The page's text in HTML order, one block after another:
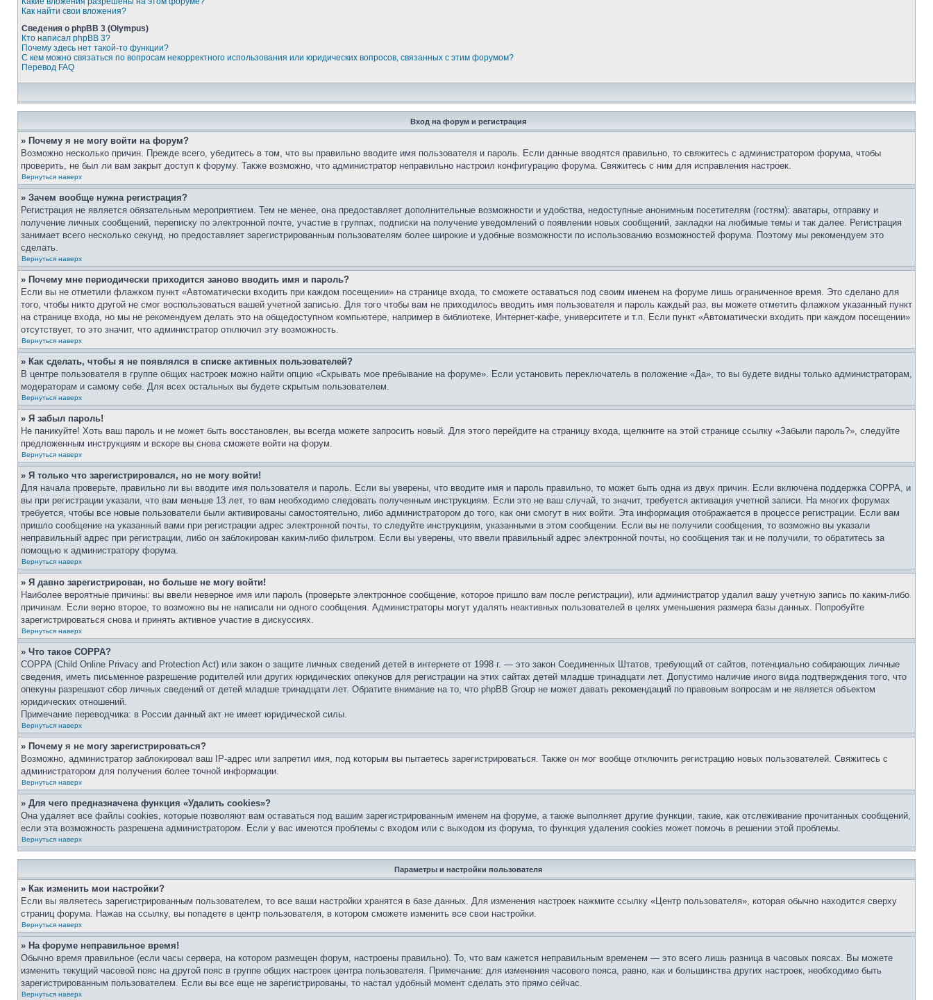
Как найти свои вложения?
Сведения о phpBB 3 (Olympus)
Кто написал phpBB 3?
Почему здесь нет такой-то функции?
С кем можно связаться по вопросам некорректного использования или юридических вопросов, связанных с этим форумом?
Перевод FAQ
Вход на форум и регистрация
» Почему я не могу войти на форум?
Возможно несколько причин. Прежде всего, убедитесь в том, что вы правильно вводите имя пользователя и пароль. Если данные вводятся правильно, то свяжитесь с администратором форума, чтобы
проверить, не был ли вам закрыт доступ к форуму. Также возможно, что администратор неправильно настроил конфигурацию форума. Свяжитесь с ним для исправления настроек.
Вернуться наверх
» Зачем вообще нужна регистрация?
Регистрация не является обязательным мероприятием. Тем не менее, она предоставляет дополнительные возможности и удобства, недоступные анонимным посетителям (гостям): аватары, отправку и
получение личных сообщений, переписку по электронной почте, участие в группах, подписки на получение уведомлений о появлении новых сообщений, закладки на любимые темы и так далее. Регистрация
занимает всего несколько секунд, но предоставляет зарегистрированным пользователям более широкие и удобные возможности по использованию возможностей форума. Поэтому мы рекомендуем это
сделать.
Вернуться наверх
» Почему мне периодически приходится заново вводить имя и пароль?
Если вы не отметили флажком пункт «Автоматически входить при каждом посещении» на странице входа, то сможете оставаться под своим именем на форуме лишь ограниченное время. Это сделано для
того, чтобы никто другой не смог воспользоваться вашей учетной записью. Для того чтобы вам не приходилось вводить имя пользователя и пароль каждый раз, вы можете отметить флажком указанный пункт
на странице входа, но мы не рекомендуем делать это на общедоступном компьютере, например в библиотеке, Интернет-кафе, университете и т.п. Если пункт «Автоматически входить при каждом посещении»
отсутствует, то это значит, что администратор отключил эту возможность.
Вернуться наверх
» Как сделать, чтобы я не появлялся в списке активных пользователей?
В центре пользователя в группе общих настроек можно найти опцию «Скрывать мое пребывание на форуме». Если установить переключатель в положение «Да», то вы будете видны только администраторам,
модераторам и самому себе. Для всех остальных вы будете скрытым пользователем.
Вернуться наверх
» Я забыл пароль!
Не паникуйте! Хоть ваш пароль и не может быть восстановлен, вы всегда можете запросить новый. Для этого перейдите на страницу входа, щелкните на этой странице ссылку «Забыли пароль?», следуйте
предложенным инструкциям и вскоре вы снова сможете войти на форум.
Вернуться наверх
» Я только что зарегистрировался, но не могу войти!
Для начала проверьте, правильно ли вы вводите имя пользователя и пароль. Если вы уверены, что вводите имя и пароль правильно, то может быть одна из двух причин. Если включена поддержка COPPA, и
вы при регистрации указали, что вам меньше 13 лет, то вам необходимо следовать полученным инструкциям. Если это не ваш случай, то значит, требуется активация учетной записи. На многих форумах
требуется, чтобы все новые пользователи были активированы самостоятельно, либо администратором до того, как они смогут в них войти. Эта информация отображается в процессе регистрации. Если вам
пришло сообщение на указанный вами при регистрации адрес электронной почты, то следуйте инструкциям, указанными в этом сообщении. Если вы не получили сообщения, то возможно вы указали
неправильный адрес при регистрации, либо он заблокирован каким-либо фильтром. Если вы уверены, что ввели правильный адрес электронной почты, но сообщения так и не получили, то обратитесь за
помощью к администратору форума.
Вернуться наверх
» Я давно зарегистрирован, но больше не могу войти!
Наиболее вероятные причины: вы ввели неверное имя или пароль (проверьте электронное сообщение, которое пришло вам после регистрации), или администратор удалил вашу учетную запись по каким-либо
причинам. Если верно второе, то возможно вы не написали ни одного сообщения. Администраторы могут удалять неактивных пользователей в целях уменьшения размера базы данных. Попробуйте
зарегистрироваться снова и принять активное участие в дискуссиях.
Вернуться наверх
» Что такое COPPA?
COPPA (Child Online Privacy and Protection Act) или закон о защите личных сведений детей в интернете от 1998 г. — это закон Соединенных Штатов, требующий от сайтов, потенциально собирающих личные
сведения, иметь письменное разрешение родителей или других юридических опекунов для регистрации на этих сайтах детей младше тринадцати лет. Допустимо наличие иного вида подтверждения того, что
опекуны разрешают сбор личных сведений от детей младше тринадцати лет. Обратите внимание на то, что phpBB Group не может давать рекомендаций по правовым вопросам и не является объектом
юридических отношений.
Примечание переводчика: в России данный акт не имеет юридической силы.
Вернуться наверх
» Почему я не могу зарегистрироваться?
Возможно, администратор заблокировал ваш IP-адрес или запретил имя, под которым вы пытаетесь зарегистрироваться. Также он мог вообще отключить регистрацию новых пользователей. Свяжитесь с
администратором для получения более точной информации.
Вернуться наверх
» Для чего предназначена функция «Удалить cookies»?
Она удаляет все файлы cookies, которые позволяют вам оставаться под вашим зарегистрированным именем на форуме, а также выполняет другие функции, такие, как отслеживание прочитанных сообщений,
если эта возможность разрешена администратором. Если у вас имеются проблемы с входом или с выходом из форума, то функция удаления cookies может помочь в решении этой проблемы.
Вернуться наверх
Параметры и настройки пользователя
» Как изменить мои настройки?
Если вы являетесь зарегистрированным пользователем, то все ваши настройки хранятся в базе данных. Для изменения настроек нажмите ссылку «Центр пользователя», которая обычно находится сверху
страниц форума. Нажав на ссылку, вы попадете в центр пользователя, в котором сможете изменить все свои настройки.
Вернуться наверх
» На форуме неправильное время!
Обычно время правильное (если часы сервера, на котором размещен форум, настроены правильно). То, что вам кажется неправильным временем — это всего лишь разница в часовых поясах. Вы можете
изменить текущий часовой пояс на другой пояс в группе общих настроек центра пользователя. Примечание: для изменения часового пояса, равно, как и большинства других настроек, необходимо быть
зарегистрированным пользователем. Если вы все еще не зарегистрированы, то настал удобный момент сделать это прямо сейчас.
Вернуться наверх